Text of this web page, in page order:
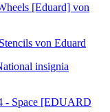
[Eduard] von
von Eduard
insignia
- Space [EDUARD